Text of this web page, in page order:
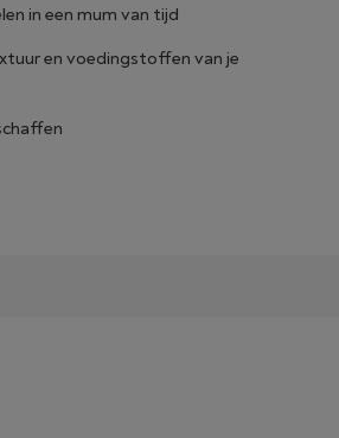
in een mum van tijd
en voedingstoffen van je